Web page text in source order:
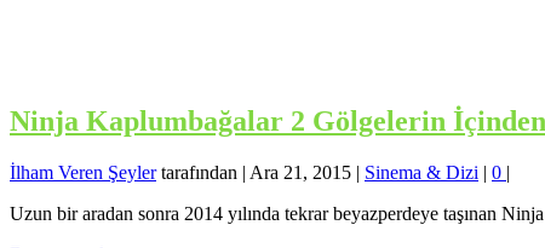
Ninja Kaplumbağalar 2 Gölgelerin
İlham Veren Şeylertarafından | Ara 21, 2015 | Sinema & Dizi | 0 |
Uzun bir aradan sonra 2014 yılında tekrar beyazperdeye taşınan